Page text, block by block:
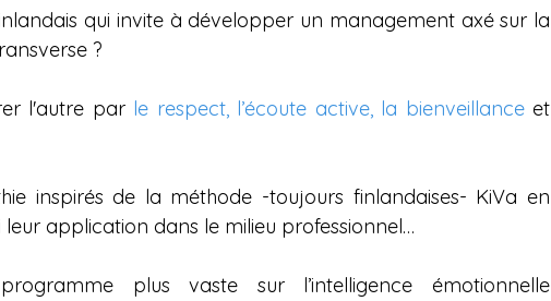
qui invite à développer un management axé sur la
?
l'autre par le respect, l’écoute active, la bienveillance et
inspirés de la méthode -toujours finlandaises- KiVa en
application dans le milieu professionnel…